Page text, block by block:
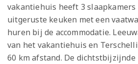
vakantiehuis heeft 3 slaapkamers
uitgeruste keuken met een
huren bij de accommodatie.
van het vakantiehuis en
60 km afstand. De dichtstbijzijnde